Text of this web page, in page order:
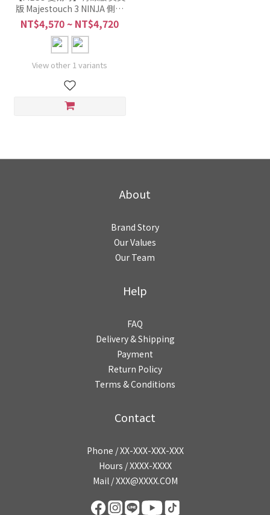
版 Majestouch 3 NINJA 側印
104Key 機械式鍵盤
NT$4,570 ~ NT$4,720
View other 1 variants
About
Brand Story
Our Values
Our Team
Help
FAQ
Delivery & Shipping
Payment
Return Policy
Terms & Conditions
Contact
Phone / XX-XXX-XXX-XXX
Hours / XXXX-XXXX
Mail / XXX@XXXX.COM